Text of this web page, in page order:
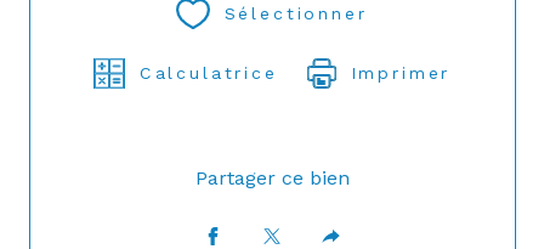
Sélectionner
Calculatrice Imprimer
Partager ce bien